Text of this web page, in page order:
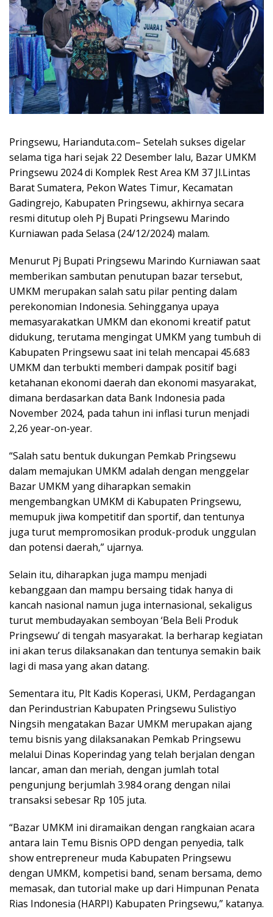
Pringsewu, Harianduta.com– Setelah sukses digelar
selama tiga hari sejak 22 Desember lalu, Bazar UMKM
Pringsewu 2024 di Komplek Rest Area KM 37 Jl.Lintas
Barat Sumatera, Pekon Wates Timur, Kecamatan
Gadingrejo, Kabupaten Pringsewu, akhirnya secara
resmi ditutup oleh Pj Bupati Pringsewu Marindo
Kurniawan pada Selasa (24/12/2024) malam.
Menurut Pj Bupati Pringsewu Marindo Kurniawan saat
memberikan sambutan penutupan bazar tersebut,
UMKM merupakan salah satu pilar penting dalam
perekonomian Indonesia. Sehingganya upaya
memasyarakatkan UMKM dan ekonomi kreatif patut
didukung, terutama mengingat UMKM yang tumbuh di
Kabupaten Pringsewu saat ini telah mencapai 45.683
UMKM dan terbukti memberi dampak positif bagi
ketahanan ekonomi daerah dan ekonomi masyarakat,
dimana berdasarkan data Bank Indonesia pada
November 2024, pada tahun ini inflasi turun menjadi
2,26 year-on-year.
“Salah satu bentuk dukungan Pemkab Pringsewu
dalam memajukan UMKM adalah dengan menggelar
Bazar UMKM yang diharapkan semakin
mengembangkan UMKM di Kabupaten Pringsewu,
memupuk jiwa kompetitif dan sportif, dan tentunya
juga turut mempromosikan produk-produk unggulan
dan potensi daerah,” ujarnya.
Selain itu, diharapkan juga mampu menjadi
kebanggaan dan mampu bersaing tidak hanya di
kancah nasional namun juga internasional, sekaligus
turut membudayakan semboyan ‘Bela Beli Produk
Pringsewu’ di tengah masyarakat. Ia berharap kegiatan
ini akan terus dilaksanakan dan tentunya semakin baik
lagi di masa yang akan datang.
Sementara itu, Plt Kadis Koperasi, UKM, Perdagangan
dan Perindustrian Kabupaten Pringsewu Sulistiyo
Ningsih mengatakan Bazar UMKM merupakan ajang
temu bisnis yang dilaksanakan Pemkab Pringsewu
melalui Dinas Koperindag yang telah berjalan dengan
lancar, aman dan meriah, dengan jumlah total
pengunjung berjumlah 3.984 orang dengan nilai
transaksi sebesar Rp 105 juta.
“Bazar UMKM ini diramaikan dengan rangkaian acara
antara lain Temu Bisnis OPD dengan penyedia, talk
show entrepreneur muda Kabupaten Pringsewu
dengan UMKM, kompetisi band, senam bersama, demo
memasak, dan tutorial make up dari Himpunan Penata
Rias Indonesia (HARPI) Kabupaten Pringsewu,” katanya.